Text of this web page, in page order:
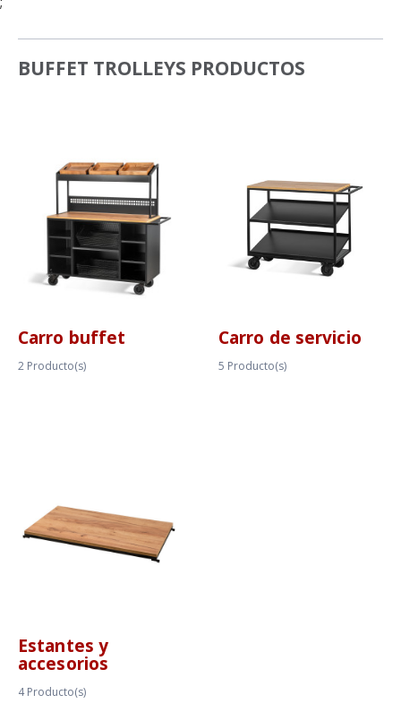
BUFFET TROLLEYS PRODUCTOS
Carro buffet
2 Producto(s)
Carro de servicio
5 Producto(s)
Estantes y
accesorios
4 Producto(s)